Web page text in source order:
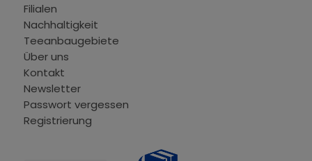
Filialen
Nachhaltigkeit
Teeanbaugebiete
Über uns
Kontakt
Newsletter
Passwort vergessen
Registrierung